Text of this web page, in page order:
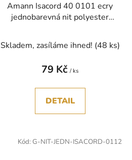
Amann Isacord 40 0101 ecry
jednobarevná nit polyester
Skladem, zasíláme ihned! (48 ks)
79 Kč/ ks
DETAIL
Kód: G-NIT-JEDN-ISACORD-0112